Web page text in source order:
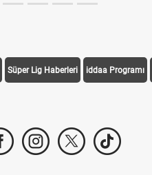
Süper Lig Haberleri iddaa Programı